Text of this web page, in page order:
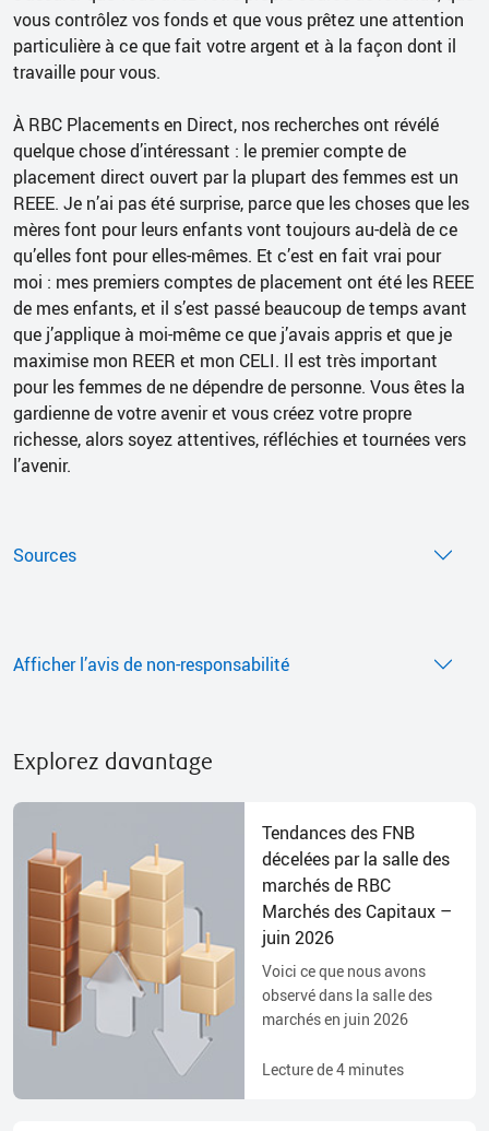
vous contrôlez vos fonds et que vous prêtez une attention
particulière à ce que fait votre argent et à la façon dont il
travaille pour vous.
À RBC Placements en Direct, nos recherches ont révélé
quelque chose d’intéressant : le premier compte de
placement direct ouvert par la plupart des femmes est un
REEE. Je n’ai pas été surprise, parce que les choses que les
mères font pour leurs enfants vont toujours au-delà de ce
qu’elles font pour elles-mêmes. Et c’est en fait vrai pour
moi : mes premiers comptes de placement ont été les REEE
de mes enfants, et il s’est passé beaucoup de temps avant
que j’applique à moi-même ce que j’avais appris et que je
maximise mon REER et mon CELI. Il est très important
pour les femmes de ne dépendre de personne. Vous êtes la
gardienne de votre avenir et vous créez votre propre
richesse, alors soyez attentives, réfléchies et tournées vers
l’avenir.
Sources
Afficher l’avis de non-responsabilité
Explorez davantage
Tendances des FNB
décelées par la salle des
marchés de RBC
Marchés des Capitaux –
juin 2026
Voici ce que nous avons
observé dans la salle des
marchés en juin 2026
Lecture de4 minutes